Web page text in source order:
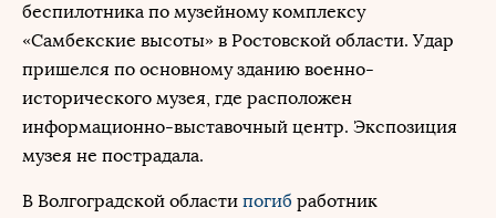
беспилотника по музейному комплексу
«Самбекские высоты» в Ростовской области. Удар
пришелся по основному зданию военно-
исторического музея, где расположен
информационно-выставочный центр. Экспозиция
музея не пострадала.
В Волгоградской области погиб работник